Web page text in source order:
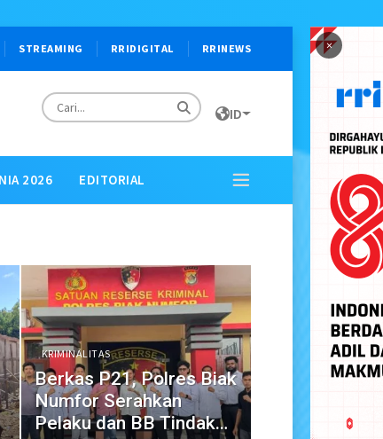
×
STREAMING RRIDIGITAL RRINEWS
ID
2026 EDITORIAL
KRIMINALITAS
Berkas P21, Polres Biak
Numfor Serahkan
Pelaku dan BB Tindak